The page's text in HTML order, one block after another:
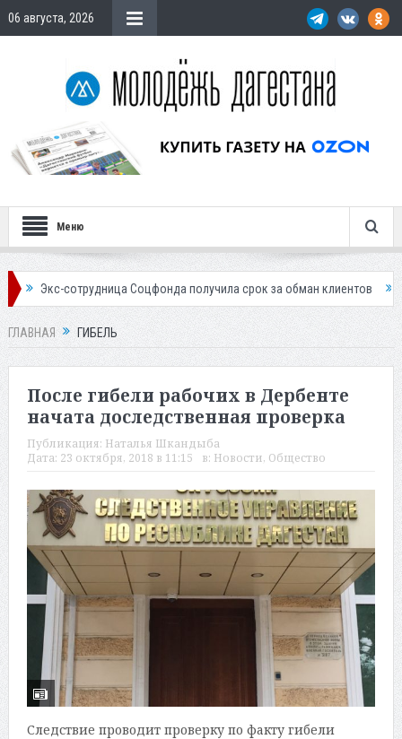
06 августа, 2026
Меню
Соцфонда получила срок за обман клиентов Жителей
ГЛАВНАЯ ГИБЕЛЬ
После гибели рабочих в Дербенте
начата доследственная проверка
Публикация: Наталья Шкандыба
Дата: 23 октября, 2018 в 11:15 в: Новости, Общество
Следствие проводит проверку по факту гибели